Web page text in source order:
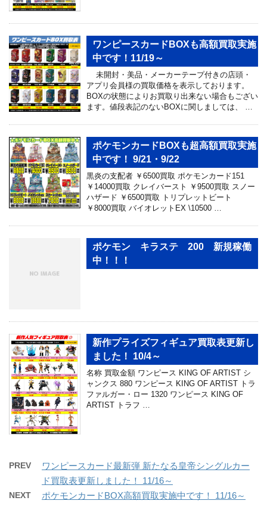
ワンピースカードBOXも高額買取実施
中です！11/19～
未開封・美品・メーカーテープ付きの店頭・
アプリ会員様の買取価格を表示しております。
BOXの状態によりお買取り出来ない場合もござい
ます。値段表記のないBOXに関しましては、 …
ポケモンカードBOXも超高額買取実施
中です！ 9/21・9/22
黒炎の支配者 ￥6500買取 ポケモンカード151
￥14000買取 クレイバースト ￥9500買取 スノー
ハザード ￥6500買取 トリプレットビート
￥8000買取 バイオレットEX \10500 …
ポケモン キラステ 200 新規稼働
中！！！
新作プライズフィギュア買取表更新し
ました！ 10/4～
名称 買取金額 ワンピース KING OF ARTIST シ
ャンクス 880 ワンピース KING OF ARTIST トラ
ファルガー・ロー 1320 ワンピース KING OF
ARTIST トラフ …
PREV
ワンピースカード最新弾 新たなる皇帝シングルカー
ド買取表更新しました！ 11/16～
NEXT ポケモンカードBOX高額買取実施中です！ 11/16～